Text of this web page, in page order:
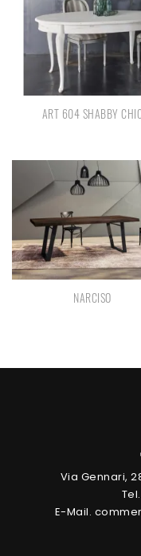
ART 604 SHABBY
NARCISO
Via Gennari,
E-Mail.